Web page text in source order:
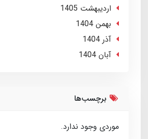
ارديبهشت 1405
بهمن 1404
آذر 1404
آبان 1404
برچسب‌ها
موردی وجود ندارد.